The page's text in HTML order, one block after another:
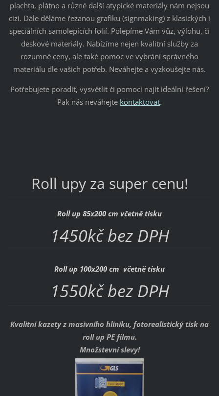
plachta, plátno a různé další atypické materiály nám nejsou
cizí. Dále děláme řezanou grafiku (signmaking) z klasických i
speciálních samolepících folií. Polepíme Vám vůz, výlohu, či
deskové materiály. Nabízíme nejen kvalitní služby za
rozumné ceny, ale také pomoc ve vybrání správného
materiálu dle vašich potřeb. Neváhejte a vyzkoušejte nás.
Potřebujete poradit, vysvětlit či pomoci najít ideální řešení?
Pak nás neváhejte kontaktovat.
Roll upy za super cenu!
Roll up 85x200 cm včetně tisku
1450kč bez DPH
Roll up 100x200 cm včetně tisku
1550kč bez DPH
Kvalitni kazety z masivního hliníku, fotorealistický tisk na
roll up PE filmu.
Množstevní slevy!